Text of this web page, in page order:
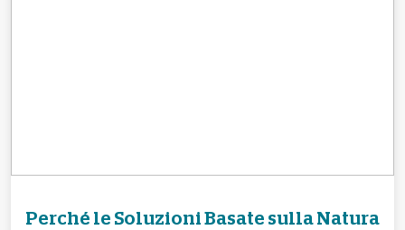
Perché le Soluzioni Basate sulla Natura